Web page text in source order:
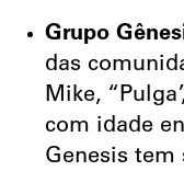
Grupo
das
Mike,
com idade
Genesis